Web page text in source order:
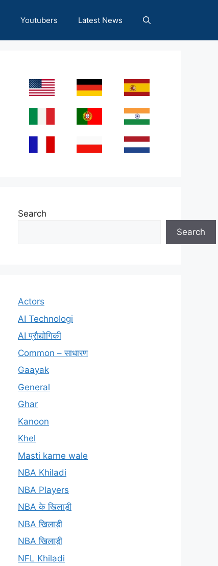
Youtubers Latest News
Search
Search
Actors
AI Technologi
AI प्रौद्योगिकी
Common – साधारण
Gaayak
General
Ghar
Kanoon
Khel
Masti karne wale
NBA Khiladi
NBA Players
NBA के खिलाड़ी
NBA खिलाड़ी
NBA खिलाड़ी
NFL Khiladi